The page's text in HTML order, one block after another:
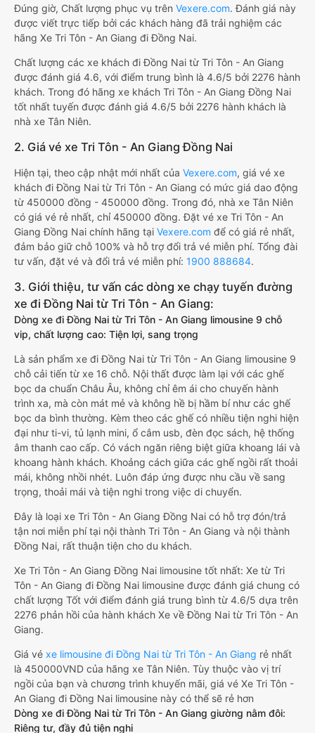
Đúng giờ, Chất lượng phục vụ trên Vexere.com. Đánh giá này
được viết trực tiếp bởi các khách hàng đã trải nghiệm các
hãng Xe Tri Tôn - An Giang đi Đồng Nai.
Chất lượng các xe khách đi Đồng Nai từ Tri Tôn - An Giang
được đánh giá 4.6, với điểm trung bình là 4.6/5 bởi 2276 hành
khách. Trong đó hãng xe khách Tri Tôn - An Giang Đồng Nai
tốt nhất tuyến được đánh giá 4.6/5 bởi 2276 hành khách là
nhà xe Tân Niên.
2. Giá vé xe Tri Tôn - An Giang Đồng Nai
Hiện tại, theo cập nhật mới nhất của Vexere.com, giá vé xe
khách đi Đồng Nai từ Tri Tôn - An Giang có mức giá dao động
từ 450000 đồng - 450000 đồng. Trong đó, nhà xe Tân Niên
có giá vé rẻ nhất, chỉ 450000 đồng. Đặt vé xe Tri Tôn - An
Giang Đồng Nai chính hãng tại Vexere.com để có giá rẻ nhất,
đảm bảo giữ chỗ 100% và hỗ trợ đổi trả vé miễn phí. Tổng đài
tư vấn, đặt vé và đổi trả vé miễn phí: 1900 888684.
3. Giới thiệu, tư vấn các dòng xe chạy tuyến đường
xe đi Đồng Nai từ Tri Tôn - An Giang:
Dòng xe đi Đồng Nai từ Tri Tôn - An Giang limousine 9 chỗ
vip, chất lượng cao: Tiện lợi, sang trọng
Là sản phẩm xe đi Đồng Nai từ Tri Tôn - An Giang limousine 9
chỗ cải tiến từ xe 16 chỗ. Nội thất được làm lại với các ghế
bọc da chuẩn Châu Âu, không chỉ êm ái cho chuyến hành
trình xa, mà còn mát mẻ và không hề bị hầm bí như các ghế
bọc da bình thường. Kèm theo các ghế có nhiều tiện nghi hiện
đại như ti-vi, tủ lạnh mini, ổ cắm usb, đèn đọc sách, hệ thống
âm thanh cao cấp. Có vách ngăn riêng biệt giữa khoang lái và
khoang hành khách. Khoảng cách giữa các ghế ngồi rất thoải
mái, không nhồi nhét. Luôn đáp ứng được nhu cầu về sang
trọng, thoải mái và tiện nghi trong việc di chuyển.
Đây là loại xe Tri Tôn - An Giang Đồng Nai có hỗ trợ đón/trả
tận nơi miễn phí tại nội thành Tri Tôn - An Giang và nội thành
Đồng Nai, rất thuận tiện cho du khách.
Xe Tri Tôn - An Giang Đồng Nai limousine tốt nhất: Xe từ Tri
Tôn - An Giang đi Đồng Nai limousine được đánh giá chung có
chất lượng Tốt với điểm đánh giá trung bình từ 4.6/5 dựa trên
2276 phản hồi của hành khách Xe về Đồng Nai từ Tri Tôn - An
Giang.
Giá vé xe limousine đi Đồng Nai từ Tri Tôn - An Giang rẻ nhất
là 450000VND của hãng xe Tân Niên. Tùy thuộc vào vị trí
ngồi của bạn và chương trình khuyến mãi, giá vé Xe Tri Tôn -
An Giang đi Đồng Nai limousine này có thể sẽ rẻ hơn
Dòng xe đi Đồng Nai từ Tri Tôn - An Giang giường nằm đôi:
Riêng tư, đầy đủ tiện nghi